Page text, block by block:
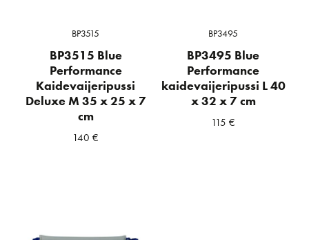
BP3515
BP3515 Blue
Performance
Kaidevaijeripussi
Deluxe M 35 x 25 x 7
cm
140€
BP3495
BP3495 Blue
Performance
kaidevaijeripussi L 40
x 32 x 7 cm
115€